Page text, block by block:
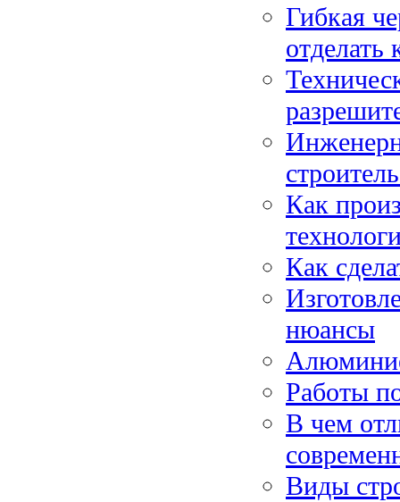
Гибкая
отделать
Как
Как
нюансы
Работы
В чем
Виды